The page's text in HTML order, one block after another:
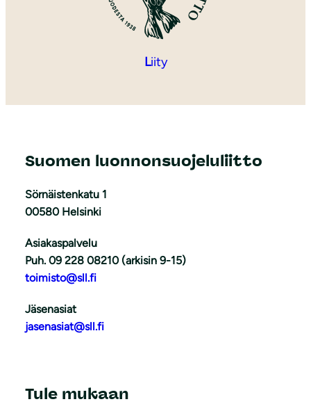
Liity
Suomen luonnonsuojeluliitto
Sörnäistenkatu 1
00580 Helsinki
Asiakaspalvelu
Puh. 09 228 08210 (arkisin 9-15)
toimisto@sll.fi
Jäsenasiat
jasenasiat@sll.fi
Tule mukaan